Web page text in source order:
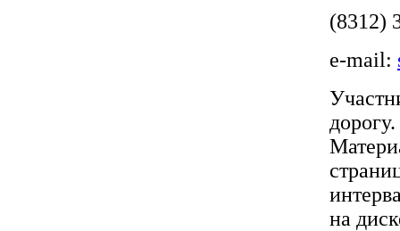
(8312)
e-mail:
на